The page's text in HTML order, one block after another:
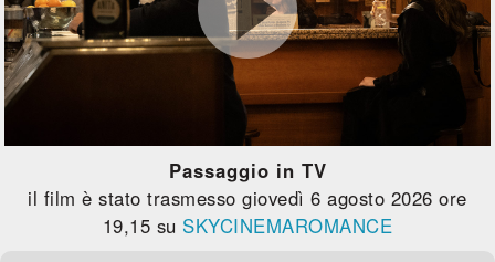
Passaggio in TV
il film è stato trasmesso giovedì 6 agosto 2026 ore
19,15 su SKYCINEMAROMANCE